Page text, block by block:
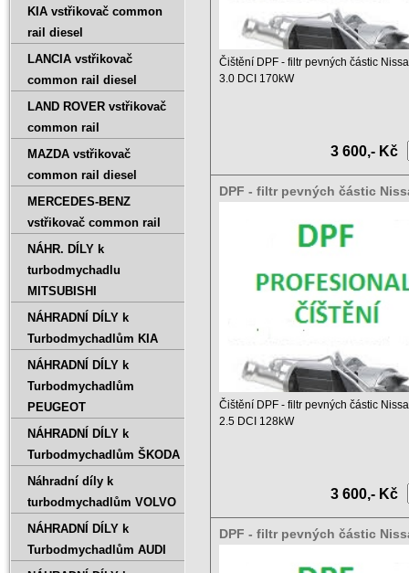
Čištění DPF - filtr pevných částic
3.0 DCI 170kW
3 600,- Kč
DPF - filtr pevných částic
Čištění DPF - filtr pevných částic
2.5 DCI 128kW
3 600,- Kč
DPF - filtr pevných částic
KIA vstřikovač common
rail diesel
LANCIA vstřikovač
common rail diesel
LAND ROVER vstřikovač
common rail
MAZDA vstřikovač
common rail diesel
MERCEDES-BENZ
vstřikovač common rail
NÁHR. DÍLY k
turbodmychadlu
MITSUBISHI
NÁHRADNÍ DÍLY k
Turbodmychadlům KIA
NÁHRADNÍ DÍLY k
Turbodmychadlům
PEUGEOT
NÁHRADNÍ DÍLY k
Turbodmychadlům ŠKODA
Náhradní díly k
turbodmychadlům VOLVO
NÁHRADNÍ DÍLY k
Turbodmychadlům AUDI